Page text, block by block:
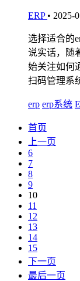
ERP • 2025-
选择适合的
说实话，随
始关注如何
扫码管理系
erp erp系统
首页
上一页
6
7
8
9
10
11
12
13
14
15
下一页
最后一页